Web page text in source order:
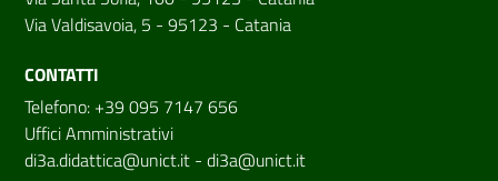
Via Valdisavoia, 5 - 95123 - Catania
CONTATTI
Telefono: +39 095 7147 656
Uffici Amministrativi
di3a.didattica@unict.it - di3a@unict.it